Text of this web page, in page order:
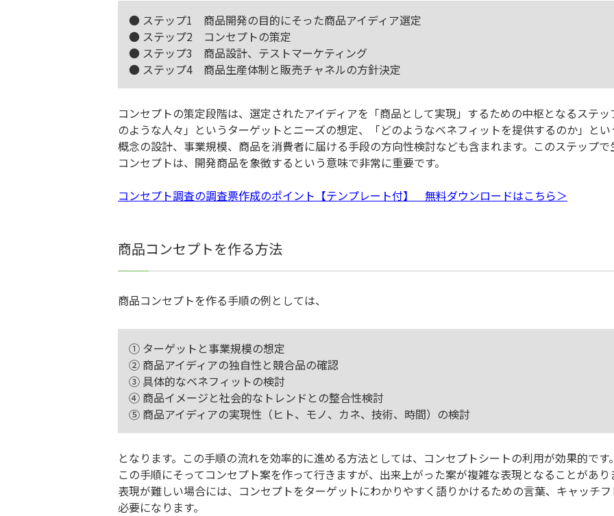
● ステップ1 商品開発の目的にそった商品アイディア選定
● ステップ2 コンセプトの策定
● ステップ3 商品設計、テストマーケティング
● ステップ4 商品生産体制と販売チャネルの方針決定
コンセプトの策定段階は、選定されたアイディアを「商品として実現」するための中枢となるステッ
のような人々」というターゲットとニーズの想定、「どのようなベネフィットを提供するのか」と
概念の設計、事業規模、商品を消費者に届ける手段の方向性検討なども含まれます。このステップで
コンセプトは、開発商品を象徴するという意味で非常に重要です。
コンセプト調査の調査票作成のポイント【テンプレート付】 無料ダウンロードはこちら＞
商品コンセプトを作る方法
商品コンセプトを作る手順の例としては、
① ターゲットと事業規模の想定
② 商品アイディアの独自性と競合品の確認
③ 具体的なベネフィットの検討
④ 商品イメージと社会的なトレンドとの整合性検討
⑤ 商品アイディアの実現性（ヒト、モノ、カネ、技術、時間）の検討
となります。この手順の流れを効率的に進める方法としては、コンセプトシートの利用が効果的です。
この手順にそってコンセプト案を作って行きますが、出来上がった案が複雑な表現となることがあり
表現が難しい場合には、コンセプトをターゲットにわかりやすく語りかけるための言葉、キャッチ
必要になります。